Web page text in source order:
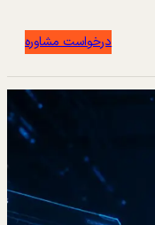
درخواست مشاوره